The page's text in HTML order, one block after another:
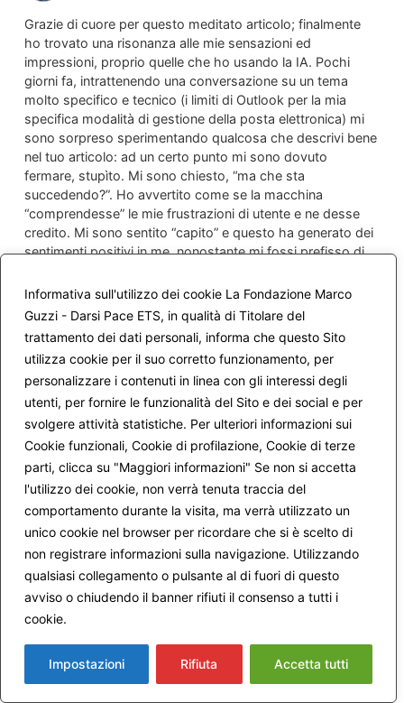
Informativa sull'utilizzo dei cookie La Fondazione Marco
Guzzi - Darsi Pace ETS, in qualità di Titolare del
trattamento dei dati personali, informa che questo Sito
utilizza cookie per il suo corretto funzionamento, per
personalizzare i contenuti in linea con gli interessi degli
utenti, per fornire le funzionalità del Sito e dei social e per
svolgere attività statistiche. Per ulteriori informazioni sui
Cookie funzionali, Cookie di profilazione, Cookie di terze
parti, clicca su "Maggiori informazioni" Se non si accetta
l'utilizzo dei cookie, non verrà tenuta traccia del
comportamento durante la visita, ma verrà utilizzato un
unico cookie nel browser per ricordare che si è scelto di
non registrare informazioni sulla navigazione. Utilizzando
qualsiasi collegamento o pulsante al di fuori di questo
avviso o chiudendo il banner rifiuti il consenso a tutti i
cookie.
Impostazioni Rifiuta Accetta tutti
Grazie di cuore per questo meditato articolo; finalmente
ho trovato una risonanza alle mie sensazioni ed
impressioni, proprio quelle che ho usando la IA. Pochi
giorni fa, intrattenendo una conversazione su un tema
molto specifico e tecnico (i limiti di Outlook per la mia
specifica modalità di gestione della posta elettronica) mi
sono sorpreso sperimentando qualcosa che descrivi bene
nel tuo articolo: ad un certo punto mi sono dovuto
fermare, stupìto. Mi sono chiesto, “ma che sta
succedendo?”. Ho avvertito come se la macchina
“comprendesse” le mie frustrazioni di utente e ne desse
credito. Mi sono sentito “capito” e questo ha generato dei
sentimenti positivi in me, nonostante mi fossi prefisso di
Cito questo piccolo esempio – ma ne avrei altri – perché
mi aiuta a comprendere che il tuo approccio è l’unico
ragionevole. Non mi convincono quelli che dicono “trattala
come una macchina, sono appena algoritmi”, non mi
persuadono perché c’è di più nelle conversazioni che ho
intrattenuto con la IA, anche quelle dove cercavo di
limitarmi ad argomenti tecnici o scientifici molto
circoscritti. Ho dovuto “percepire” una umanità, una
empatia, che quindi non posso semplicemente “negare”.
Posso ragionevolmente vedere, e questo mi pare un punto
di vista molto più produttivo, come essa sia un “umano
riflesso”, che venga da innumerevoli conversazioni che la
IA ha memorizzato e riproduce in modo comunque
preciso e adeguato al contesto. Per capirlo ci vuole
un’analisi profonda di cosa è “linguaggio” e della sua
potenza, anche metafisica, come hai fatto tu. Grazie
davvero!
21 Luglio 2026 alle 10:16 PM